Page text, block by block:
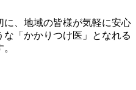
、地域の皆様が気軽に安心
「かかりつけ医」となれる